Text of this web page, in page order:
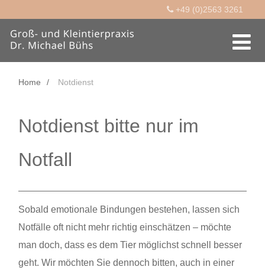
+49 (0)2563 3261
Home Notdienst
Notdienst bitte nur im
Notfall
Sobald emotionale Bindungen bestehen, lassen sich
Notfälle oft nicht mehr richtig einschätzen – möchte
man doch, dass es dem Tier möglichst schnell besser
geht. Wir möchten Sie dennoch bitten, auch in einer